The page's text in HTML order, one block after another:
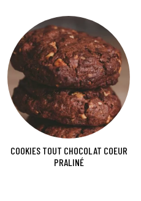
COOKIES TOUT CHOCOLAT COEUR
PRALINÉ